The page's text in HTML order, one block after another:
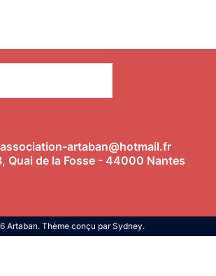
association-artaban@hotmail.fr
Quai de la Fosse - 44000 Nantes
Artaban. Thème conçu parSydney.